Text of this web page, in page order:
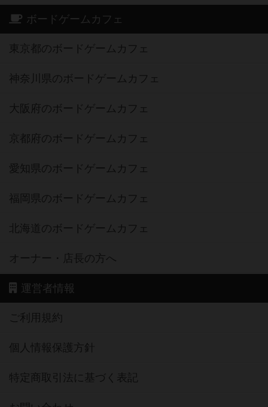
ボードゲームカフェ
東京都のボードゲームカフェ
神奈川県のボードゲームカフェ
大阪府のボードゲームカフェ
京都府のボードゲームカフェ
愛知県のボードゲームカフェ
福岡県のボードゲームカフェ
北海道のボードゲームカフェ
オーナー・店長の方へ
運営者情報
ご利用規約
個人情報保護方針
特定商取引法に基づく表記